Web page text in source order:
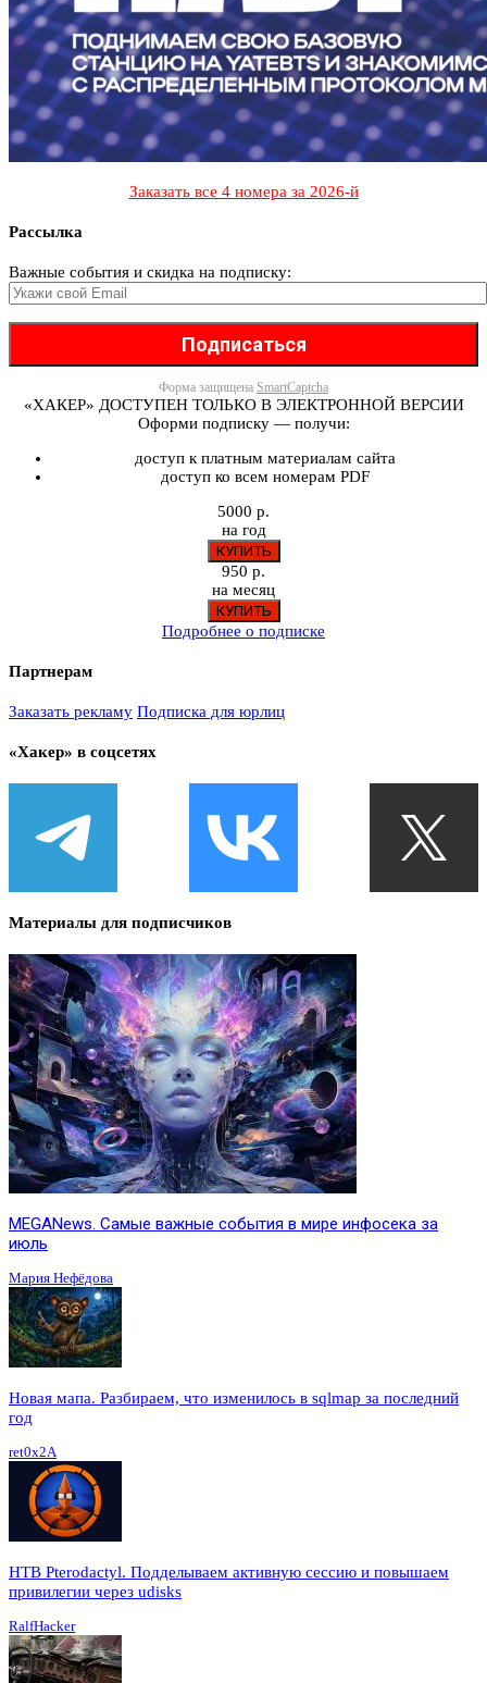
Заказать все 4 номера за 2026-й
Рассылка
Важные события и скидка на подписку:
Форма защищена SmartCaptcha
«ХАКЕР» ДОСТУПЕН ТОЛЬКО В ЭЛЕКТРОННОЙ ВЕРСИИ
Оформи подписку — получи:
доступ к платным материалам сайта
доступ ко всем номерам PDF
5000 р.
на год
950 р.
на месяц
Подробнее о подписке
Партнерам
Заказать рекламу Подписка для юрлиц
«Хакер» в соцсетях
Материалы для подписчиков
MEGANews. Cамые важные события в мире инфосека за
июль
Мария Нефёдова
Новая мапа. Разбираем, что изменилось в sqlmap за последний
год
ret0x2A
HTB Pterodactyl. Подделываем активную сессию и повышаем
привилегии через udisks
RalfHacker